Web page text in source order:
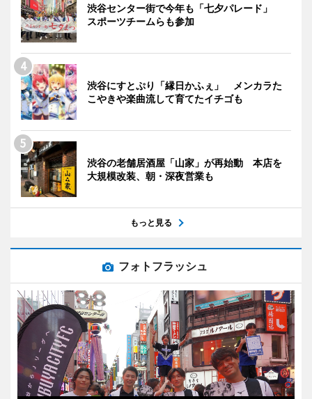
渋谷センター街で今年も「七夕パレード」
スポーツチームらも参加
渋谷にすとぷり「縁日かふぇ」 メンカラた
こやきや楽曲流して育てたイチゴも
渋谷の老舗居酒屋「山家」が再始動 本店を
大規模改装、朝・深夜営業も
もっと見る
フォトフラッシュ